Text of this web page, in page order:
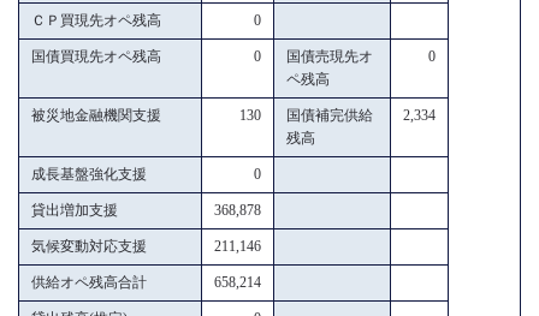
ＣＰ買現先オペ残高 0
国債買現先オペ残高 0
国債売現先オ
ペ残高
0
被災地金融機関支援 130
国債補完供給
残高
2,334
成長基盤強化支援 0
貸出増加支援 368,878
気候変動対応支援 211,146
供給オペ残高合計 658,214